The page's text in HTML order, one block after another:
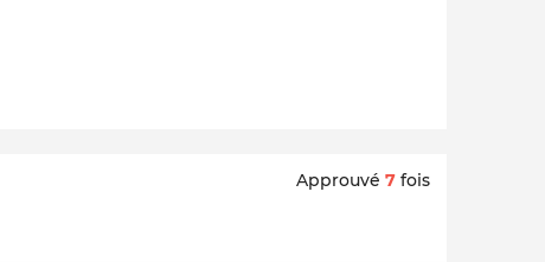
Approuvé 7 fois